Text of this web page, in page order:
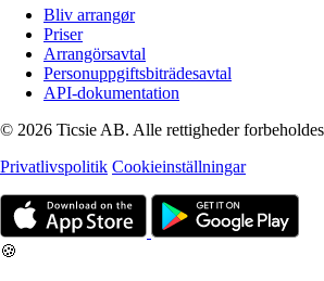
Bliv arrangør
Priser
Arrangörsavtal
Personuppgiftsbiträdesavtal
API-dokumentation
© 2026 Ticsie AB. Alle rettigheder
Privatlivspolitik Cookieinställningar
🍪